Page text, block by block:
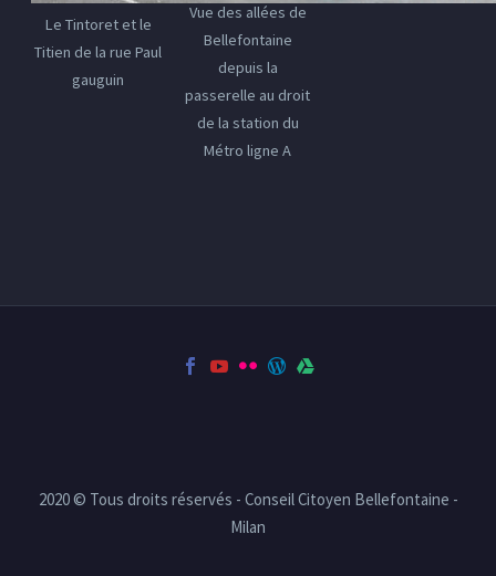
Le Tintoret et le
Titien de la rue Paul
gauguin
Vue des allées de
Bellefontaine
depuis la
passerelle au droit
de la station du
Métro ligne A
2020 © Tous droits réservés - Conseil Citoyen Bellefontaine -
Milan